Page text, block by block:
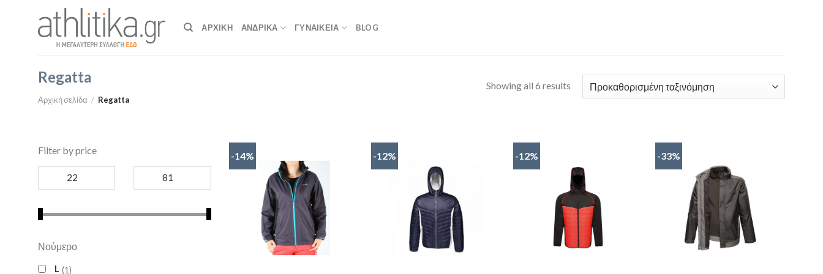
ΑΡΧΙΚΉ ΑΝΔΡΙΚΑ ΓΥΝΑΙΚΕΙΑ BLOG
Regatta
Αρχική σελίδα / Regatta
Showing all 6 results
Filter by price
Νούμερο
L 1
-14% -12% -12% -33%